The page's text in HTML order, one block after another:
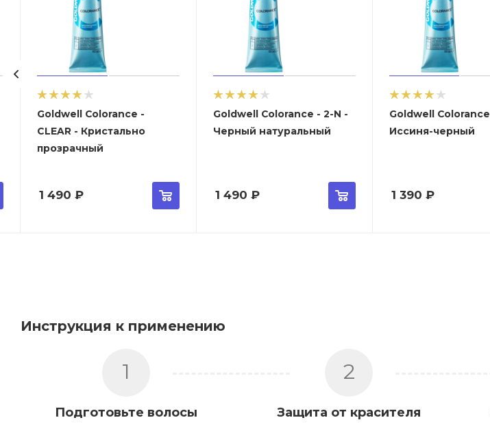
Goldwell Colorance -
СLEAR - Кристально
прозрачный
1 490 ₽
Goldwell Colorance - 2-N -
Черный натуральный
1 490 ₽
Goldwell Colorance - 2-A -
Иссиня-черный
1 390 ₽
Инструкция к применению
1
Подготовьте волосы
2
Защита от красителя